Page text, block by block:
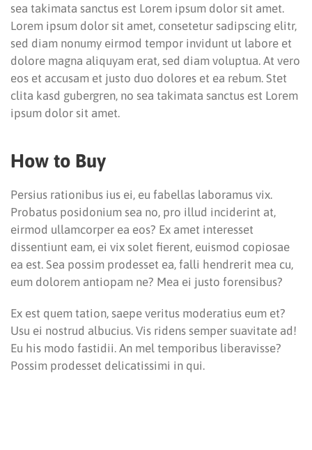
sea takimata sanctus est Lorem ipsum dolor sit amet.
Lorem ipsum dolor sit amet, consetetur sadipscing elitr,
sed diam nonumy eirmod tempor invidunt ut labore et
dolore magna aliquyam erat, sed diam voluptua. At vero
eos et accusam et justo duo dolores et ea rebum. Stet
clita kasd gubergren, no sea takimata sanctus est Lorem
ipsum dolor sit amet.
How to Buy
Persius rationibus ius ei, eu fabellas laboramus vix.
Probatus posidonium sea no, pro illud inciderint at,
eirmod ullamcorper ea eos? Ex amet interesset
dissentiunt eam, ei vix solet fierent, euismod copiosae
ea est. Sea possim prodesset ea, falli hendrerit mea cu,
eum dolorem antiopam ne? Mea ei justo forensibus?
Ex est quem tation, saepe veritus moderatius eum et?
Usu ei nostrud albucius. Vis ridens semper suavitate ad!
Eu his modo fastidii. An mel temporibus liberavisse?
Possim prodesset delicatissimi in qui.